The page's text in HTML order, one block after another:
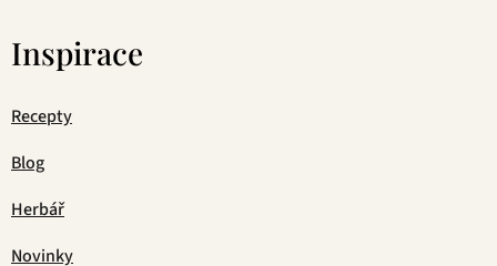
Inspirace
Recepty
Blog
Herbář
Novinky